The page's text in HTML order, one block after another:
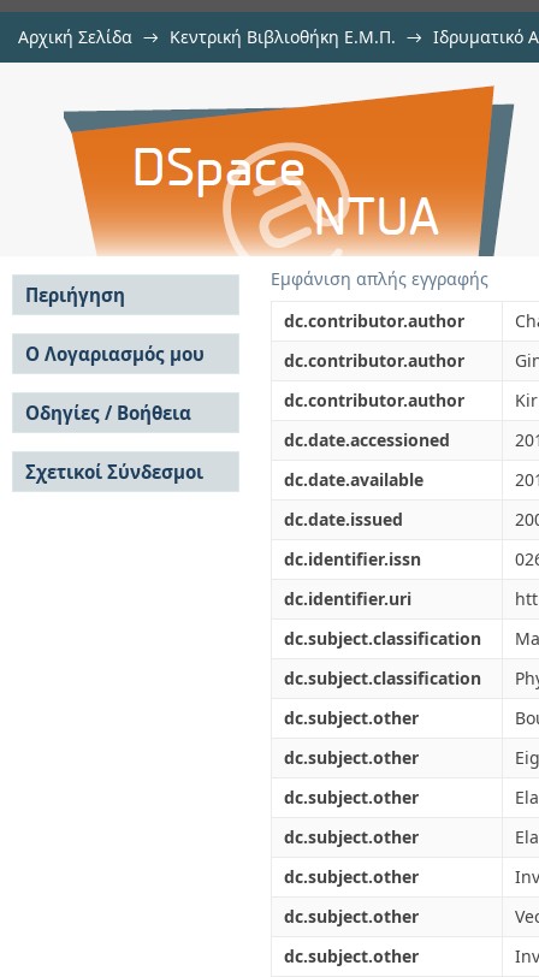
Αρχική Σελίδα → Κεντρική Βιβλιοθήκη Ε.Μ.Π. → Ιδρυματικό
On the uniqueness of the
structures
Εμφάνιση απλής εγγραφής
dc.contributor.author
dc.contributor.author
dc.contributor.author
dc.date.accessioned
dc.date.available
dc.date.issued
dc.identifier.issn
dc.identifier.uri
dc.subject.classification
dc.subject.classification
dc.subject.other
dc.subject.other
dc.subject.other
dc.subject.other
dc.subject.other
dc.subject.other
dc.subject.other
Περιήγηση
Σε όλο το DSpace
Κοινότητες & Συλλογές
Ανά Ημερομηνία
Έκδοσης
Συγγραφείς
Τίτλοι
Θέματα
Ο Λογαριασμός μου
Σύνδεση
Εγγραφή
Οδηγίες / Βοήθεια
Οδηγίες Υποβολής
Οδηγίες Χρήσης ΙΑ
Συχνές Ερωτήσεις
Σχετικοί Σύνδεσμοι